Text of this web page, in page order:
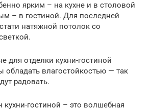
ярким – на кухне и в столовой
– в гостиной. Для последней
натяжной потолок со
для отделки кухни-гостиной
влагостойкостью — так
радовать.
гостиной – это волшебная